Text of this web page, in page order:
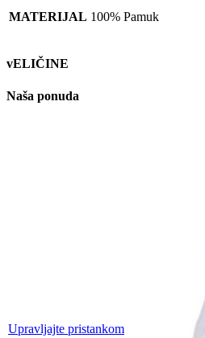
MATERIJAL 100% Pamuk
vELIČINE
Naša ponuda
Upravljajte pristankom